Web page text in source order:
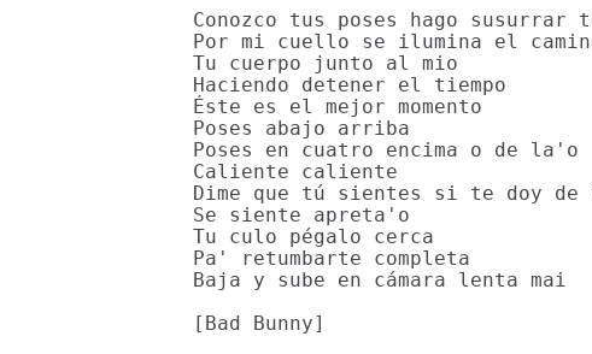
Conozco tus poses hago susurrar
Por mi cuello se ilumina el
Tu cuerpo junto al mio
Haciendo detener el tiempo
Éste es el mejor momento
Poses abajo arriba
Poses en cuatro encima o de la'o
Caliente caliente
Dime que tú sientes si te doy de
Se siente apreta'o
Tu culo pégalo cerca
Pa' retumbarte completa
Baja y sube en cámara lenta mai
[Bad Bunny]